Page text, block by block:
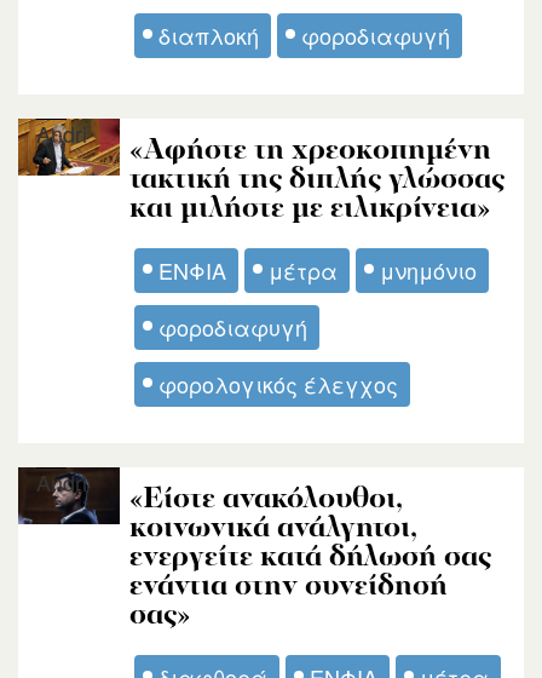
διαπλοκή φοροδιαφυγή
«Αφήστε τη χρεοκοπημένη
τακτική της διπλής γλώσσας
και μιλήστε με ειλικρίνεια»
ΕΝΦΙΑ μέτρα
μνημόνιο
φοροδιαφυγή
φορολογικός έλεγχος
Andri
«Είστε ανακόλουθοι,
κοινωνικά ανάλγητοι,
ενεργείτε κατά δήλωσή σας
ενάντια στην συνείδησή
σας»
Andri